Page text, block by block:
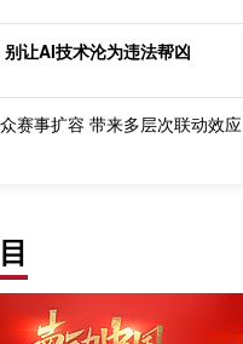
让AI技术沦为违法帮凶
赛事扩容 带来多层次联动效应